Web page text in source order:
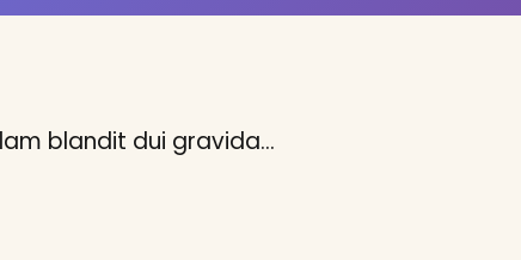
blandit dui gravida…